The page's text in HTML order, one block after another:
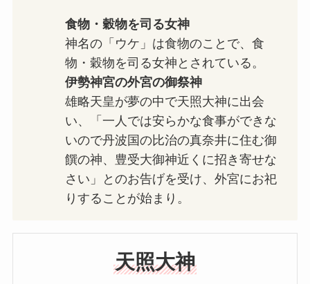
食物・穀物を司る女神
神名の「ウケ」は食物のことで、食
物・穀物を司る女神とされている。
伊勢神宮の外宮の御祭神
雄略天皇が夢の中で天照大神に出会
い、「一人では安らかな食事ができな
いので丹波国の比治の真奈井に住む御
饌の神、豊受大御神近くに招き寄せな
さい」とのお告げを受け、外宮にお祀
りすることが始まり。
天照大神